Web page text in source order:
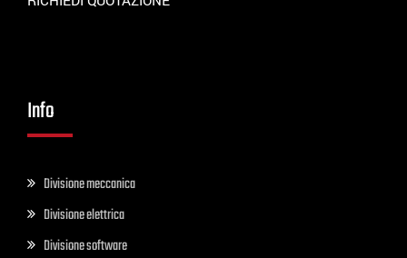
Info
Divisione meccanica
Divisione elettrica
Divisione software